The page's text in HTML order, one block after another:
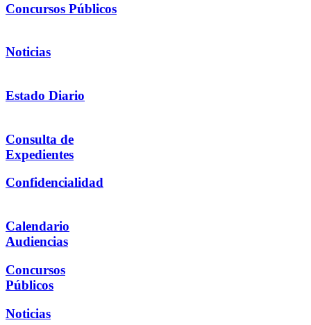
Concursos Públicos
Noticias
Estado Diario
Consulta de
Expedientes
Confidencialidad
Calendario
Audiencias
Concursos
Públicos
Noticias